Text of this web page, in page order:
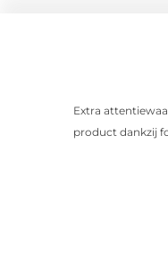
Extra
product dankzij